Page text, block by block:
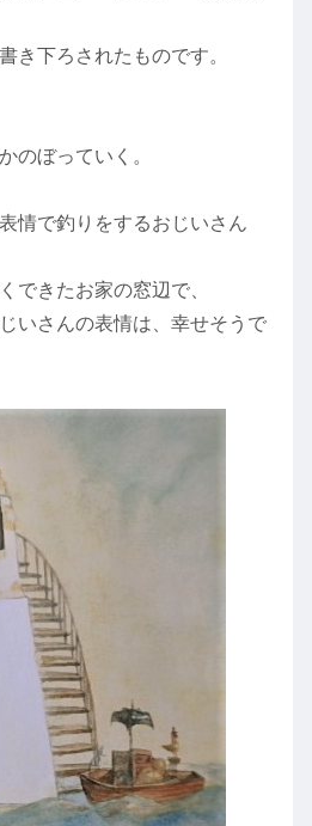
き下ろされたものです。
のぼっていく。
情で釣りをするおじいさん
できたお家の窓辺で、
いさんの表情は、幸せそうで